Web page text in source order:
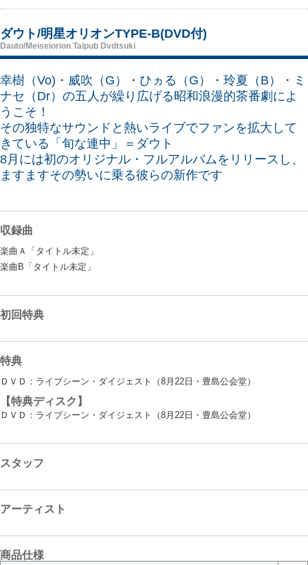
ダウト/明星オリオンTYPE-B(DVD付)
Dauto/Meiseiorion Taipub Dvdtsuki
幸樹（Vo)・威吹（G）・ひヵる（G）・玲夏（B）・ミ
ナセ（Dr）の五人が繰り広げる昭和浪漫的茶番劇によ
うこそ！
その独特なサウンドと熱いライブでファンを拡大して
きている「旬な連中」＝ダウト
8月には初のオリジナル・フルアルバムをリリースし、
ますますその勢いに乗る彼らの新作です
収録曲
楽曲Ａ「タイトル未定」
楽曲B「タイトル未定」
初回特典
特典
ＤＶＤ：ライブシーン・ダイジェスト（8月22日・豊島公会堂）
【特典ディスク】
ＤＶＤ：ライブシーン・ダイジェスト（8月22日・豊島公会堂）
スタッフ
アーティスト
商品仕様